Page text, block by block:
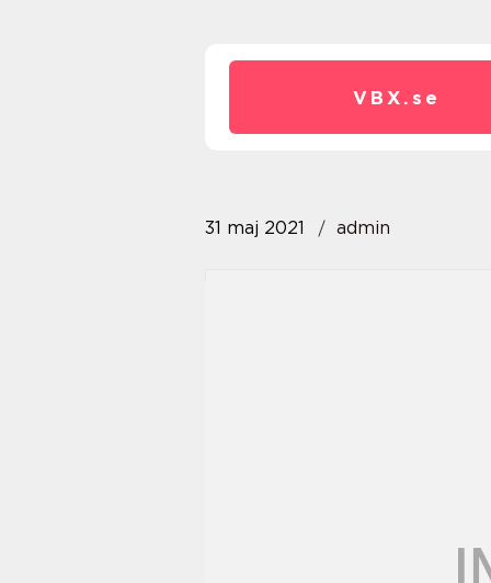
VBX. se
31 maj 2021 admin